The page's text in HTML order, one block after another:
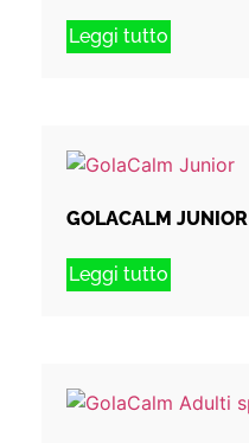
Leggi tutto
GOLACALM JUNIOR
Leggi tutto